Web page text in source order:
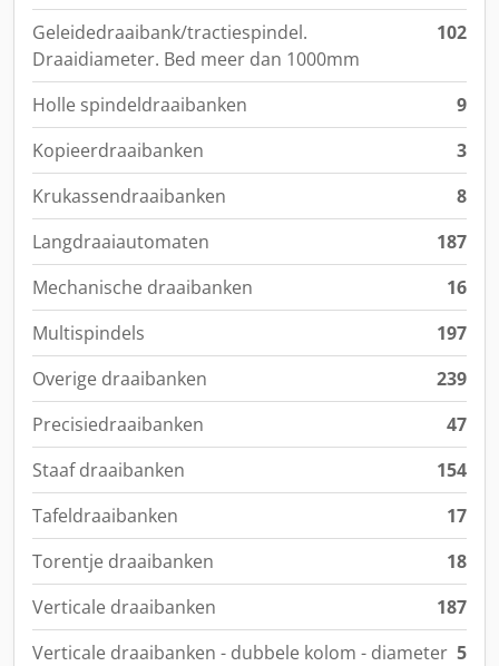
Geleidedraaibank/tractiespindel.
Draaidiameter. Bed meer dan 1000mm
102
Holle spindeldraaibanken
9
Kopieerdraaibanken
3
Krukassendraaibanken
8
Langdraaiautomaten
187
Mechanische draaibanken
16
Multispindels
197
Overige draaibanken
239
Precisiedraaibanken
47
Staaf draaibanken
154
Tafeldraaibanken
17
Torentje draaibanken
18
Verticale draaibanken
187
Verticale draaibanken - dubbele kolom - diameter 5